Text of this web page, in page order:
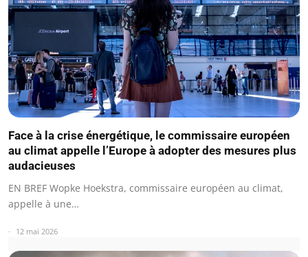
Face à la crise énergétique, le commissaire européen
au climat appelle l’Europe à adopter des mesures plus
audacieuses
EN BREF Wopke Hoekstra, commissaire européen au climat,
appelle à une…
12 mai 2026